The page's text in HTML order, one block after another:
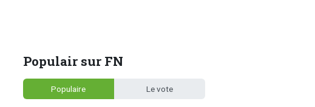
Populair sur FN
Populaire Le vote